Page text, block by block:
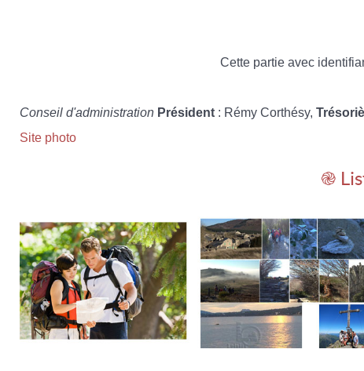
Cette partie avec
Conseil d'administration Président : Rémy Corthésy,
Site photo
֎